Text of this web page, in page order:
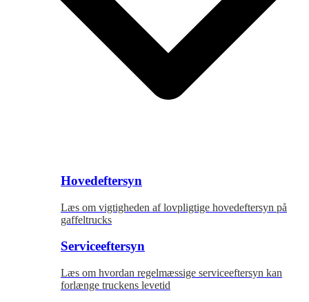
Hovedeftersyn
Læs om vigtigheden af lovpligtige hovedeftersyn på
gaffeltrucks
Serviceeftersyn
Læs om hvordan regelmæssige serviceeftersyn kan
forlænge truckens levetid